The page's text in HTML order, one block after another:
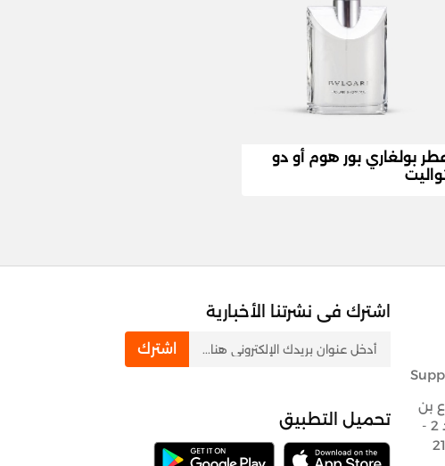
بولغاري بور هوم أو دو
بن
خلدون - مجمع خالد 2 -
اشترك فى نشرتنا الأخبارية
اشترك
تحميل التطبيق